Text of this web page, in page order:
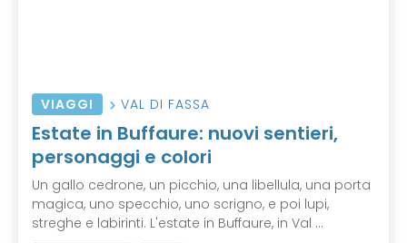
VIAGGI VAL DI FASSA
Estate in Buffaure: nuovi sentieri,
personaggi e colori
Un gallo cedrone, un picchio, una libellula, una porta
magica, uno specchio, uno scrigno, e poi lupi,
streghe e labirinti. L'estate in Buffaure, in Val ...